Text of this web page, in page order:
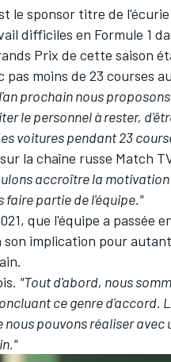
le sponsor titre de
difficiles en Formule 1
Prix de cette saison
moins de 23 courses
prochain nous
le personnel à rester,
voitures pendant 23
la chaîne russe Match
accroître la
faire partie de l'équipe."
que l'équipe a passée
implication pour
"Tout d'abord, nous
ce genre d'accord.
pouvons réaliser avec